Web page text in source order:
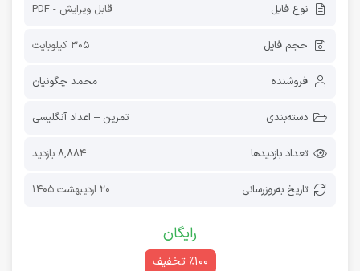
نوع فایل قابل ویرایش - PDF
حجم فایل 305 کیلوبایت
فروشنده محمد چگونیان
دسته‌بندی تمرین – اعداد آنگلیسی
تعداد بازدیدها 8,884 بازدید
تاریخ به‌روز‌رسانی 20 اردیبهشت 1405
رایگان
٪100 تخفیف